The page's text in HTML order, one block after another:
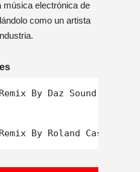
música electrónica de
como un artista
By Daz Sound And